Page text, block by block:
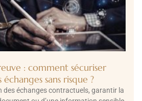
: comment sécuriser
sans risque ?
des échanges contractuels, garantir la